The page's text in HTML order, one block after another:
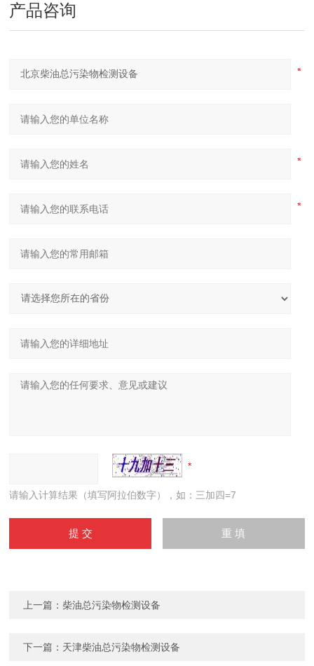
产品咨询
请输入计算结果（填写阿拉伯数字），如：三加四=7
上一篇： 柴油总污染物检测设备
下一篇： 天津柴油总污染物检测设备